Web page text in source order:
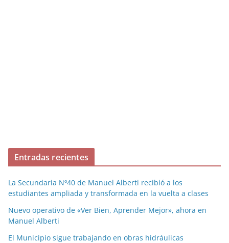
Entradas recientes
La Secundaria Nº40 de Manuel Alberti recibió a los
estudiantes ampliada y transformada en la vuelta a clases
Nuevo operativo de «Ver Bien, Aprender Mejor», ahora en
Manuel Alberti
El Municipio sigue trabajando en obras hidráulicas